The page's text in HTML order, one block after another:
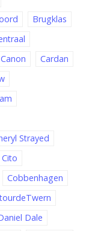
Brugklas
Canon
Cardan
Strayed
Cito
Cobbenhagen
Dale